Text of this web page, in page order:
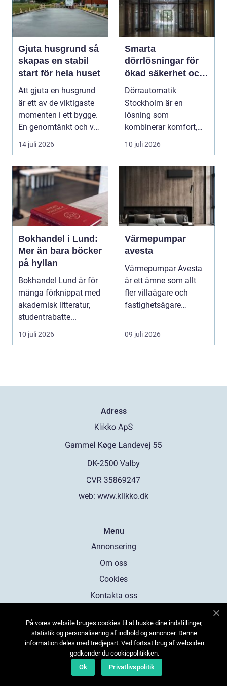
Gjuta husgrund så
skapas en stabil
start för hela huset
Att gjuta en husgrund
är ett av de viktigaste
momenten i ett bygge.
En genomtänkt och väl
utförd gru...
14 juli 2026
Smarta
dörrlösningar för
ökad säkerhet och
komfort
Dörrautomatik
Stockholm är en
lösning som
kombinerar komfort,
säkerhet och tillg...
10 juli 2026
Bokhandel i Lund:
Mer än bara böcker
på hyllan
Bokhandel Lund är för
många förknippat med
akademisk litteratur,
studentrabatte...
10 juli 2026
Värmepumpar
avesta
Värmepumpar Avesta
är ett ämne som allt
fler villaägare och
fastighetsägare
09 juli 2026
Adress
web: www.klikko.dk
Menu
Annonsering
Om oss
Cookies
Kontakta oss
På vores website bruges cookies til at huske dine indstillinger,
statistik og personalisering af indhold og annoncer. Denne
information deles med tredjepart. Ved fortsat brug af websiden
godkender du cookiepolitikken.
Ok
Privatlivspolitik